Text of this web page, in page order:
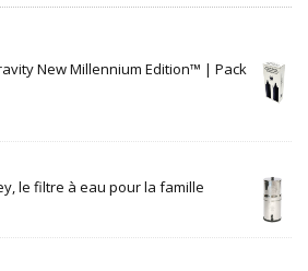
New Millennium Edition™ | Pack
le filtre à eau pour la famille